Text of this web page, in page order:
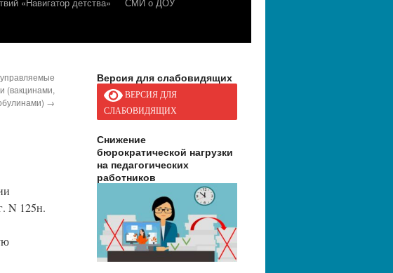
(вакцинами,
→
N 125н.
Версия для слабовидящих
ВЕРСИЯ ДЛЯ
СЛАБОВИДЯЩИХ
Снижение
бюрократической нагрузки
на педагогических
работников